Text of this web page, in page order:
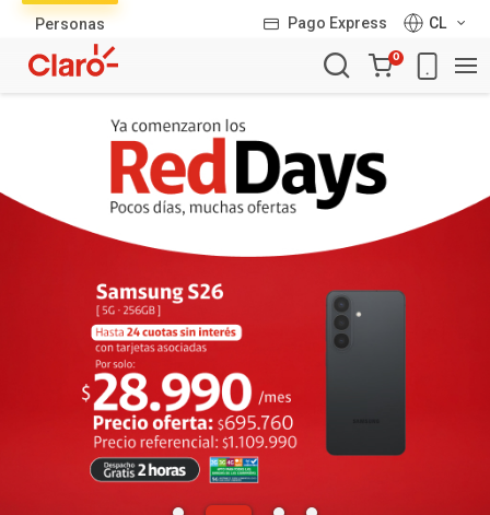
Personas Pago Express
CL
Carro
de
0
productos